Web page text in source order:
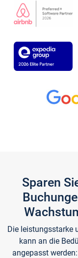
Sparen
Die leistungsstarke
kann an die
angepasst